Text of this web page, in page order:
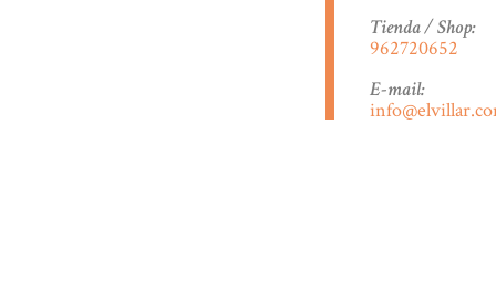
Tienda / Shop:
962720652
E-mail: